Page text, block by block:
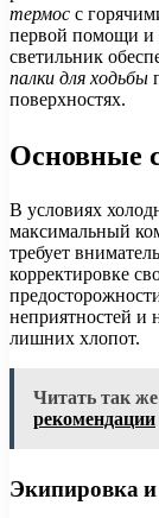
термос с
первой помощи и
светильник
палки для ходьбы
поверхностях.
Основные
В условиях
максимальный
требует
корректировке
неприятностей и
лишних хлопот.
Читать так
рекомендации
Экипировка